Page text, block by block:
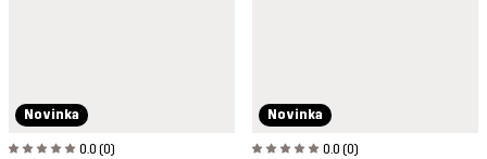
Novinka
0.0 (0)
Novinka
0.0 (0)